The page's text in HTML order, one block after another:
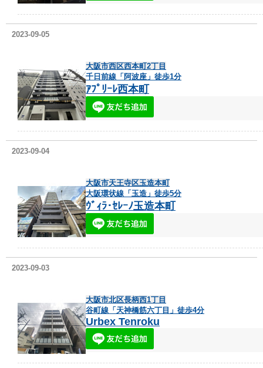
2023-09-05
大阪市西区西本町2丁目
千日前線「阿波座」徒歩1分
ｱﾌﾟﾘｰﾚ西本町
2023-09-04
大阪市天王寺区玉造本町
大阪環状線「玉造」徒歩5分
ｳﾞｨﾗ･ｾﾚｰﾉ玉造本町
2023-09-03
大阪市北区長柄西1丁目
谷町線「天神橋筋六丁目」徒歩4分
Urbex Tenroku